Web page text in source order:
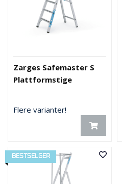
Zarges Safemaster S
Plattformstige
Flere varianter!
BESTSELGER